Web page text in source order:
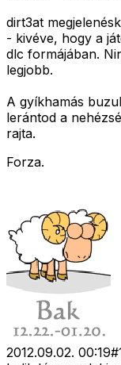
dirt3at
- kivéve, hogy a
dlc formájában.
legjobb.
A gyíkhamás
lerántod a
rajta.
Forza.
2012.09.02. 00:19#